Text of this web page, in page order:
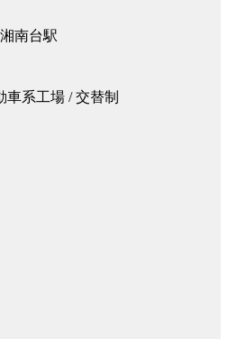
南台駅
車系工場 / 交替制